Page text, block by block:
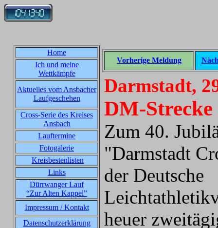
Home
Ich und meine
Wettkämpfe
Aktuelles vom Ansbacher
Laufgeschehen
Cross-Serie des Kreises
Ansbach
Lauftermine
Fotogalerie
Kreisbestenlisten
Links
Dürrwanger Lauf
“Zur Alten Kappel”
Impressum / Kontakt
Datenschutzerklärung
Vorherige Meldung
Darmstadt,
DM-
Zum 40.
"Darmstadt
der Deutsche
heuer